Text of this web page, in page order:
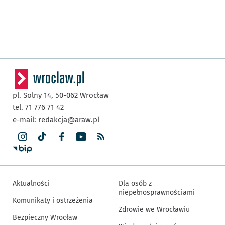
pl. Solny 14, 50-062 Wrocław
tel. 71 776 71 42
e-mail: redakcja@araw.pl
Aktualności
Komunikaty i ostrzeżenia
Bezpieczny Wrocław
Dla osób z
niepełnosprawnościami
Zdrowie we Wrocławiu